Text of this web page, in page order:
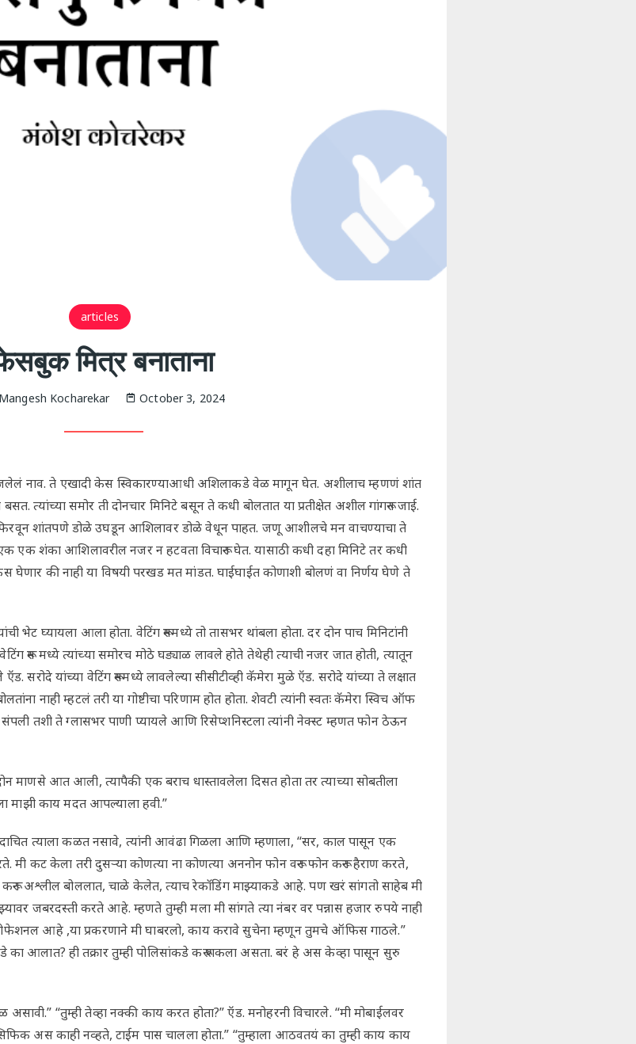
articles
मित्र बनाताना
Mangesh Kocharekar October 3, 2024
नाव. ते एखादी केस स्विकारण्याआधी अशिलाकडे वेळ मागून घेत. अशीलाच म्हणणं शांत
त्यांच्या समोर ती दोनचार मिनिटे बसून ते कधी बोलतात या प्रतीक्षेत अशील गांगरून जाई.
शांतपणे डोळे उघडून आशिलावर डोळे वेधून पाहत. जणू आशीलचे मन वाचण्याचा ते
एक शंका आशिलावरील नजर न हटवता विचारून घेत. यासाठी कधी दहा मिनिटे तर कधी
घेणार की नाही या विषयी परखड मत मांडत. घाईघाईत कोणाशी बोलणं वा निर्णय घेणे ते
घ्यायला आला होता. वेटिंग रूममध्ये तो तासभर थांबला होता. दर दोन पाच मिनिटांनी
रूम मध्ये त्यांच्या समोरच मोठे घड्याळ लावले होते तेथेही त्याची नजर जात होती, त्यातून
सरोदे यांच्या वेटिंग रूममध्ये लावलेल्या सीसीटीव्ही कॅमेरा मुळे ऍड. सरोदे यांच्या ते लक्षात
नाही म्हटलं तरी या गोष्टीचा परिणाम होत होता. शेवटी त्यांनी स्वतः कॅमेरा स्विच ऑफ
तशी ते ग्लासभर पाणी प्यायले आणि रिसेप्शनिस्टला त्यांनी नेक्स्ट म्हणत फोन ठेऊन
माणसे आत आली, त्यापैकी एक बराच धास्तावलेला दिसत होता तर त्याच्या सोबतीला
माझी काय मदत आपल्याला हवी.”
त्याला कळत नसावे, त्यांनी आवंढा गिळला आणि म्हणाला, “सर, काल पासून एक
मी कट केला तरी दुसऱ्या कोणत्या ना कोणत्या अननोन फोन वरून फोन करून हैराण करते,
अश्लील बोललात, चाळे केलेत, त्याच रेकॉडिंग माझ्याकडे आहे. पण खरं सांगतो साहेब मी
जबरदस्ती करते आहे. म्हणते तुम्ही मला मी सांगते त्या नंबर वर पन्नास हजार रुपये नाही
आहे ,या प्रकरणाने मी घाबरलो, काय करावे सुचेना म्हणून तुमचे ऑफिस गाठले.”
का आलात? ही तक्रार तुम्ही पोलिसांकडे करू शकला असता. बरं हे अस केव्हा पासून सुरु
असावी.” “तुम्ही तेव्हा नक्की काय करत होता?” ऍड. मनोहरनी विचारले. “मी मोबाईलवर
अस काही नव्हते, टाईम पास चालला होता.” “तुम्हाला आठवतयं का तुम्ही काय काय